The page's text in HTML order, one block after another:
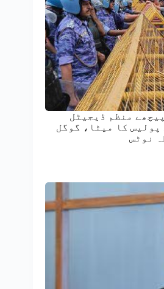
منظم ڈیجیٹل
پولیس کا میٹا، گوگل
نوٹس